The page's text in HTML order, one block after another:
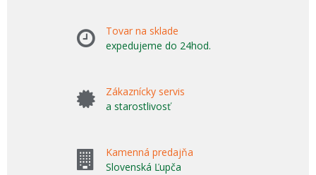
Tovar na sklade
expedujeme do 24hod.
Zákaznícky servis
a starostlivosť
Kamenná predajňa
Slovenská Ľupča